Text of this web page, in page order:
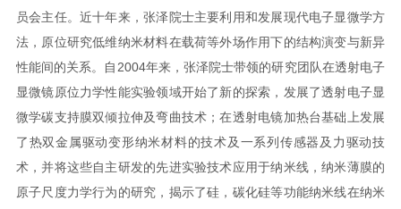
员会主任。近十年来，张泽院士主要利用和发展现代电子显微学方
法，原位研究低维纳米材料在载荷等外场作用下的结构演变与新异
性能间的关系。自2004年来，张泽院士带领的研究团队在透射电子
显微镜原位力学性能实验领域开始了新的探索，发展了透射电子显
微学碳支持膜双倾拉伸及弯曲技术；在透射电镜加热台基础上发展
了热双金属驱动变形纳米材料的技术及一系列传感器及力驱动技
术，并将这些自主研发的先进实验技术应用于纳米线，纳米薄膜的
原子尺度力学行为的研究，揭示了硅，碳化硅等功能纳米线在纳米